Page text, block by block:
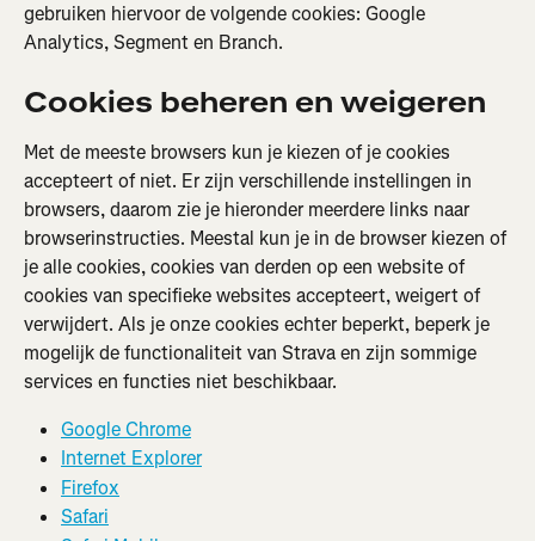
gebruiken hiervoor de volgende cookies: Google
Analytics, Segment en Branch.
Cookies beheren en weigeren
Met de meeste browsers kun je kiezen of je cookies
accepteert of niet. Er zijn verschillende instellingen in
browsers, daarom zie je hieronder meerdere links naar
browserinstructies. Meestal kun je in de browser kiezen of
je alle cookies, cookies van derden op een website of
cookies van specifieke websites accepteert, weigert of
verwijdert. Als je onze cookies echter beperkt, beperk je
mogelijk de functionaliteit van Strava en zijn sommige
services en functies niet beschikbaar.
Google Chrome
Internet Explorer
Firefox
Safari